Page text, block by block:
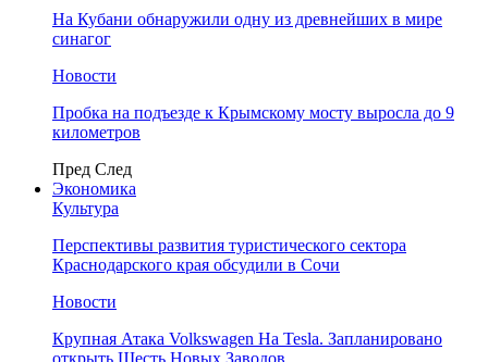
На Кубани обнаружили одну из древнейших в мире
синагог
Новости
Пробка на подъезде к Крымскому мосту выросла до 9
километров
Пред След
Экономика
Культура
Перспективы развития туристического сектора
Краснодарского края обсудили в Сочи
Новости
Крупная Атака Volkswagen На Tesla. Запланировано
открыть Шесть Новых Заводов